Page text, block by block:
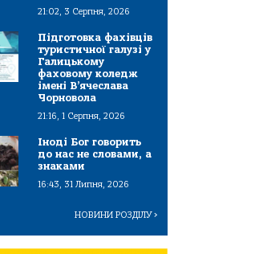
21:02, 3 Серпня, 2026
Підготовка фахівців
туристичної галузі у
Галицькому
фаховому коледж
імені В’ячеслава
Чорновола
21:16, 1 Серпня, 2026
Іноді Бог говорить
до нас не словами, а
знаками
16:43, 31 Липня, 2026
НОВИНИ РОЗДІЛУ>